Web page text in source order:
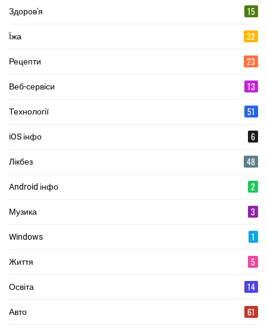
Здоров'я 15
Їжа 32
Рецепти 23
Веб-сервіси 13
Технології 51
iOS інфо 6
Лікбез 48
Android інфо 2
Музика 3
Windows 1
Життя 5
Освіта 14
Авто 61